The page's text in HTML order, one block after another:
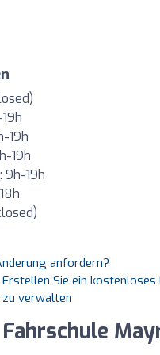
19h
19h
9h-19h
anfordern?
Sie ein kostenloses
verwalten